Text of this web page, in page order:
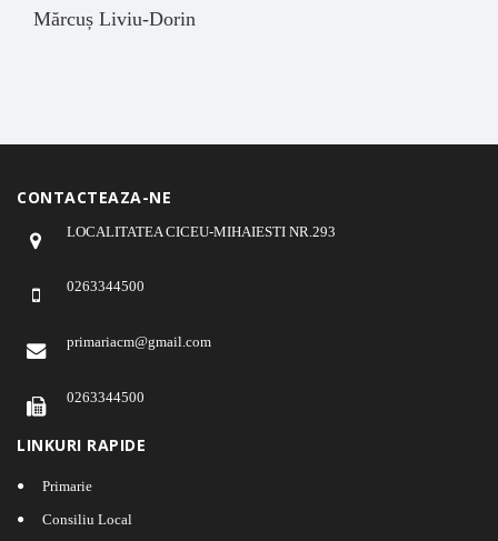
Mărcuș Liviu-Dorin
CONTACTEAZA-NE
LOCALITATEA CICEU-MIHAIESTI NR.293
0263344500
primariacm@gmail.com
0263344500
LINKURI RAPIDE
Primarie
Consiliu Local